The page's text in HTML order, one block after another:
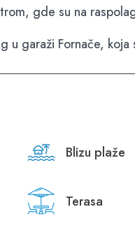
gde su na
garaži Fornače, koja
Blizu plaže
Terasa